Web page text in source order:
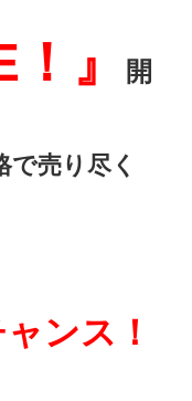
』
開
で売り尽く
ンス！